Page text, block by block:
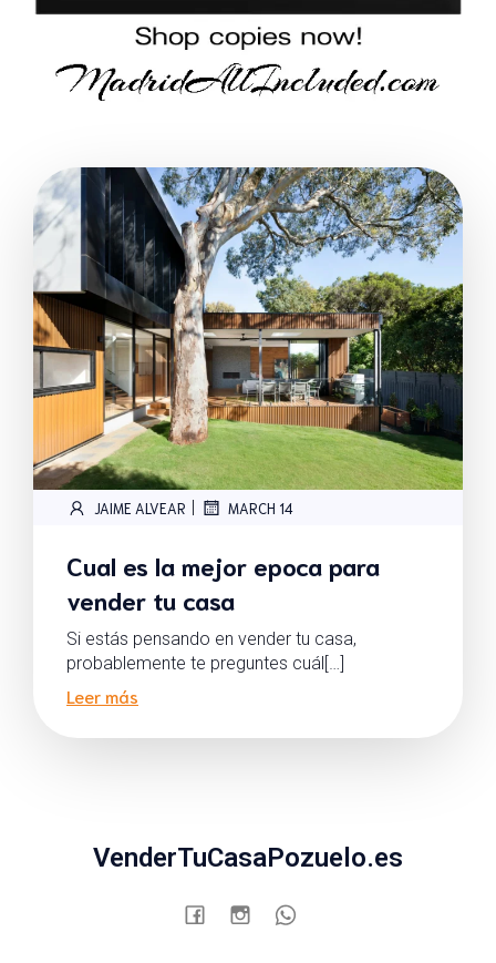
JAIME ALVEAR | MARCH 14
Cual es la mejor epoca para
vender tu casa
Si estás pensando en vender tu casa,
probablemente te preguntes cuál[…]
Leer más
VenderTuCasaPozuelo.es